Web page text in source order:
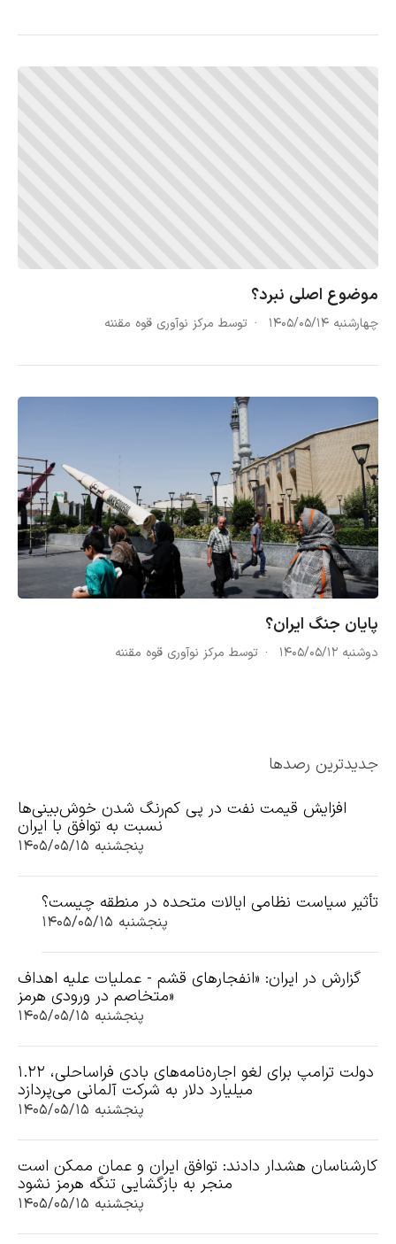
جدیدترین رصدها
افزایش قیمت نفت در پی کم‌رنگ شدن خوش‌بینی‌ها
نسبت به توافق با ایران
پنجشنبه ۱۴۰۵/۰۵/۱۵
تأثیر سیاست نظامی ایالات متحده در منطقه چیست؟
پنجشنبه ۱۴۰۵/۰۵/۱۵
گزارش در ایران: «انفجارهای قشم - عملیات علیه اهداف
متخاصم در ورودی هرمز»
پنجشنبه ۱۴۰۵/۰۵/۱۵
دولت ترامپ برای لغو اجاره‌نامه‌های بادی فراساحلی، ۱.۲۲
میلیارد دلار به شرکت آلمانی می‌پردازد
پنجشنبه ۱۴۰۵/۰۵/۱۵
کارشناسان هشدار دادند: توافق ایران و عمان ممکن است
منجر به بازگشایی تنگه هرمز نشود
پنجشنبه ۱۴۰۵/۰۵/۱۵
موضوع اصلی نبرد؟
چهارشنبه ۱۴۰۵/۰۵/۱۴ توسط مرکز نوآوری قوه مقننه
پایان جنگ ایران؟
دوشنبه ۱۴۰۵/۰۵/۱۲ توسط مرکز نوآوری قوه مقننه